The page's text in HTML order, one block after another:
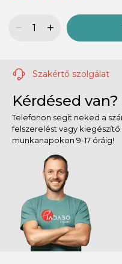
Szakértő szolgálat
Kérdésed
Telefonon segít neked a
felszerelést vagy
munkanapokon 9-17 óráig!